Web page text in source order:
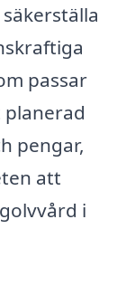
passar
pengar,
att
i